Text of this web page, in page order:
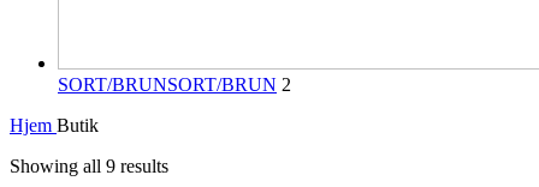
SORT/BRUNSORT/BRUN 2
Hjem Butik
Showing all 9 results